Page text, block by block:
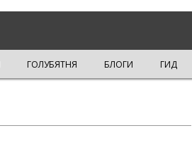
ГОЛУБЯТНЯ БЛОГИ ГИД